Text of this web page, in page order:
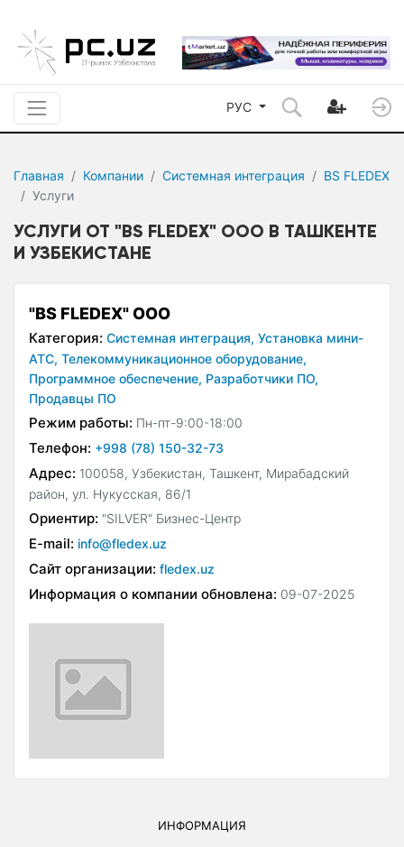
РУС
Главная Компании Системная интеграция
BS FLEDEX
Услуги
УСЛУГИ ОТ "BS FLEDEX" OOO В ТАШКЕНТЕ
И УЗБЕКИСТАНЕ
"BS FLEDEX" OOO
Категория: Системная интеграция, Установка мини-
АТС, Телекоммуникационное оборудование,
Программное обеспечение, Разработчики ПО,
Продавцы ПО
Режим работы: Пн-пт-9:00-18:00
Телефон: +998 (78) 150-32-73
Адрес: 100058, Узбекистан, Ташкент, Мирабадский
район, ул. Нукусская, 86/1
Ориентир: "SILVER" Бизнес-Центр
E-mail: info@fledex.uz
Сайт организации: fledex.uz
Информация о компании обновлена: 09-07-2025
ИНФОРМАЦИЯ